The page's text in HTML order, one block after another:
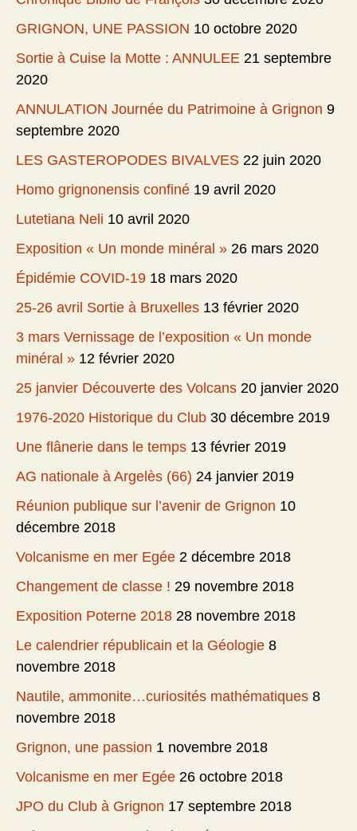
GRIGNON, UNE PASSION 10 octobre 2020
Sortie à Cuise la Motte : ANNULEE 21 septembre
2020
ANNULATION Journée du Patrimoine à Grignon 9
septembre 2020
LES GASTEROPODES BIVALVES 22 juin 2020
Homo grignonensis confiné 19 avril 2020
Lutetiana Neli 10 avril 2020
Exposition « Un monde minéral » 26 mars 2020
Épidémie COVID-19 18 mars 2020
25-26 avril Sortie à Bruxelles 13 février 2020
3 mars Vernissage de l’exposition « Un monde
minéral » 12 février 2020
25 janvier Découverte des Volcans 20 janvier 2020
1976-2020 Historique du Club 30 décembre 2019
Une flânerie dans le temps 13 février 2019
AG nationale à Argelès (66) 24 janvier 2019
Réunion publique sur l’avenir de Grignon 10
décembre 2018
Volcanisme en mer Egée 2 décembre 2018
Changement de classe ! 29 novembre 2018
Exposition Poterne 2018 28 novembre 2018
Le calendrier républicain et la Géologie 8
novembre 2018
Nautile, ammonite…curiosités mathématiques 8
novembre 2018
Grignon, une passion 1 novembre 2018
Volcanisme en mer Egée 26 octobre 2018
JPO du Club à Grignon 17 septembre 2018